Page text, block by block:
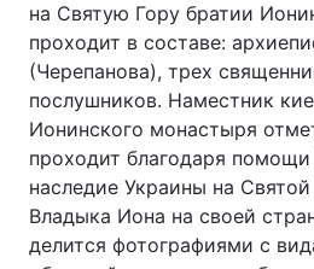
на Святую Гору братии
проходит в составе:
(Черепанова), трех
послушников. Наместник
Ионинского монастыря
проходит благодаря
наследие Украины на
Владыка Иона на своей
делится фотографиями с